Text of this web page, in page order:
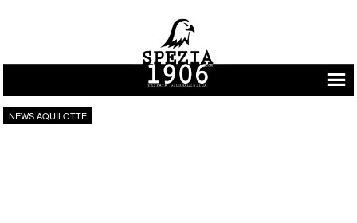
Vai al contenuto
NEWS AQUILOTTE